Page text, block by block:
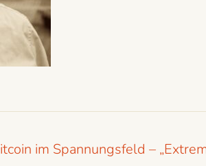
im Spannungsfeld –